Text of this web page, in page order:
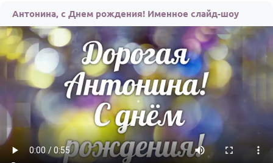
Открытки
Стихи и тексты
ПРАЗДНИКИ
С Днем рождения
Юбилей
Свадьба
Выпускной HOT
ОТЗЫВЫ
Антонина, с Днем рождения! Именное слайд-шоу